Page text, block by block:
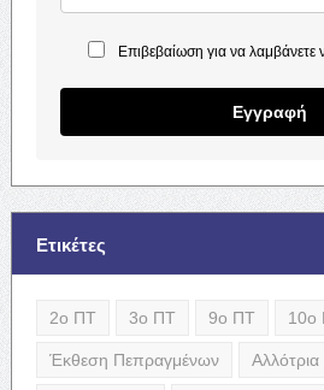
Επιβεβαίωση για να λαμβάνετε
Εγγραφή
Ετικέτες
2ο ΠΤ 3ο ΠΤ 9ο ΠΤ 10ο
Έκθεση Πεπραγμένων